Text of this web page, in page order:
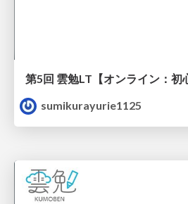
sumikurayurie1125